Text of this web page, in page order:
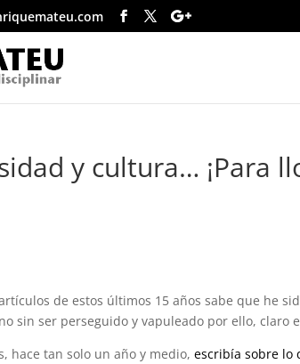
y cultura… ¡Para
de estos últimos 15 años sabe que he
sin ser perseguido y vapuleado por ello, claro
hace tan solo un año y medio,escribía sobre lo